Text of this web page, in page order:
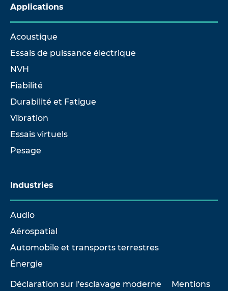
Applications
Acoustique
Essais de puissance électrique
NVH
Fiabilité
Durabilité et Fatigue
Vibration
Essais virtuels
Pesage
Industries
Audio
Aérospatial
Automobile et transports terrestres
Énergie
Déclaration sur l'esclavage moderne Mentions